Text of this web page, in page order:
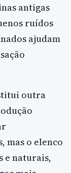
antigas
ruídos
ajudam
outra
mas o elenco
e naturais,